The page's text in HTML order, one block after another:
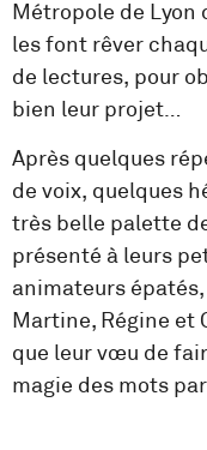
Métropole de Lyon
les font rêver
de lectures, pour
bien leur projet…
Après quelques
de voix, quelques
très belle palette
présenté à leurs
animateurs
Martine, Régine et
que leur vœu de
magie des mots